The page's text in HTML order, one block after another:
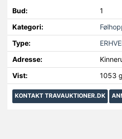
Bud:
1
Kategori:
Type:
Adresse:
Vist:
1053
KONTAKT TRAVAUKTIONER.DK